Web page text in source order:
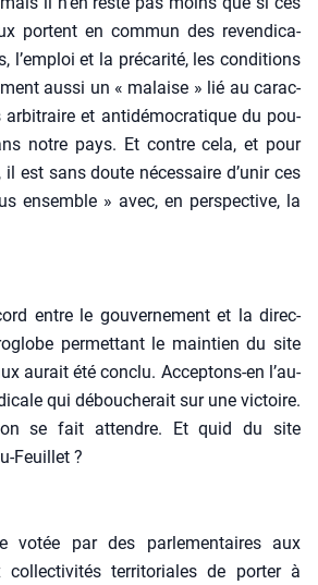
portent en com­mun des reven­di­ca­
l’emploi et la pré­ca­ri­té, les condi­tions
aus­si un « malaise » lié au carac­
arbi­traire et anti­dé­mo­cra­tique du pou­
notre pays. Et contre cela, et pour
est sans doute néces­saire d’unir ces
ensemble » avec, en pers­pec­tive, la
entre le gou­ver­ne­ment et la direc­
per­met­tant le main­tien du site
aurait été conclu. Accep­tons-en l’au­
qui débou­che­rait sur une vic­toire.
se fait attendre. Et quid du site
Feuillet ?
votée par des par­le­men­taires aux
col­lec­ti­vi­tés ter­ri­to­riales de por­ter à